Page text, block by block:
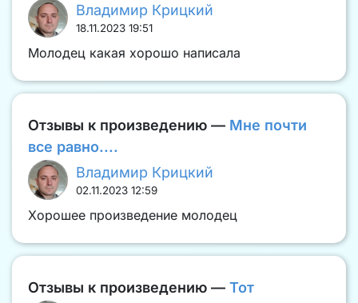
Владимир Крицкий
18.11.2023 19:51
Молодец какая хорошо написала
Отзывы к произведению — Мне почти
все равно....
Владимир Крицкий
02.11.2023 12:59
Хорошее произведение молодец
Отзывы к произведению — Тот